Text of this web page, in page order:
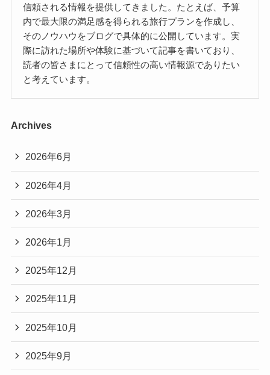
信頼される情報を提供してきました。たとえば、予算
内で最大限の満足感を得られる旅行プランを作成し、
そのノウハウをブログで具体的に公開しています。実
際に訪れた場所や体験に基づいて記事を書いており、
読者の皆さまにとって信頼性の高い情報源でありたい
と考えています。
Archives
2026年6月
2026年4月
2026年3月
2026年1月
2025年12月
2025年11月
2025年10月
2025年9月